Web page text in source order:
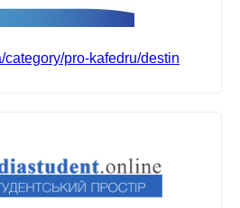
category/pro-kafedru/destin